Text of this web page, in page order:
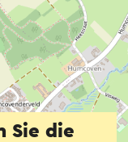
Sie die